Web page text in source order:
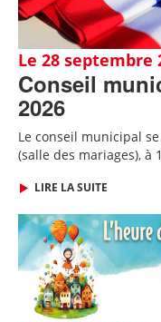
Le 28 septembre
Conseil
2026
Le conseil municipal
(salle des mariages), à
LIRE LA SUITE